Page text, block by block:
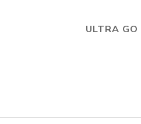
ULTRA GO